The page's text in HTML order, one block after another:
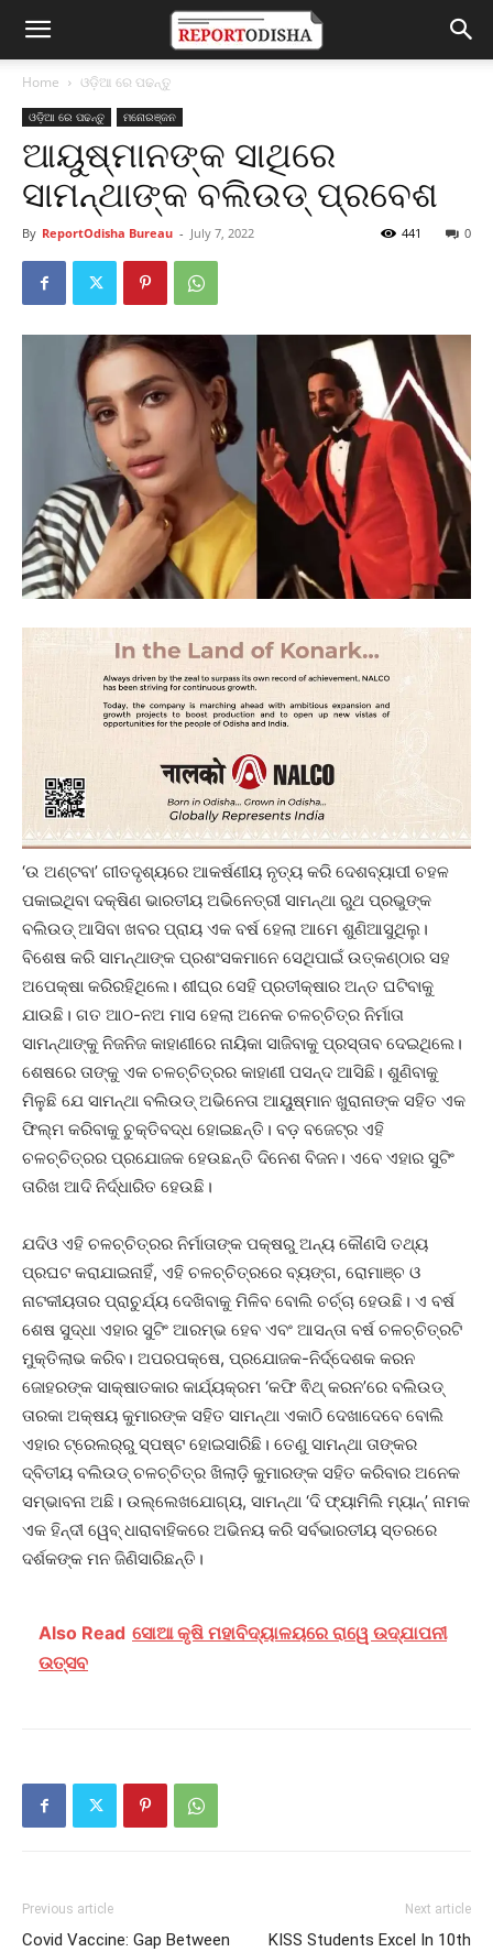
Home ଓଡ଼ିଆ ରେ ପଢନ୍ତୁ
ଓଡ଼ିଆ ରେ ପଢନ୍ତୁ ମନୋରଞ୍ଜନ
ଆୟୁଷ୍ମାନଙ୍କ ସାଥିରେ
ସାମନ୍ଥାଙ୍କ ବଲିଉଡ୍‌ ପ୍ରବେଶ
By ReportOdisha Bureau - July 7, 2022 0
441
‘ଉ ଅଣ୍ଟବା’ ଗୀତଦୃଶ୍ୟରେ ଆକର୍ଷଣୀୟ ନୃତ୍ୟ କରି ଦେଶବ୍ୟାପୀ ଚହଳ
ପକାଇଥିବା ଦକ୍ଷିଣ ଭାରତୀୟ ଅଭିନେତ୍ରୀ ସାମନ୍ଥା ରୁଥ ପ୍ରଭୁଙ୍କ
ବଲିଉଡ୍‌ ଆସିବା ଖବର ପ୍ରାୟ ଏକ ବର୍ଷ ହେଲା ଆମେ ଶୁଣିଆସୁଥିଲୁ।
ବିଶେଷ କରି ସାମନ୍ଥାଙ୍କ ପ୍ରଶଂସକମାନେ ସେଥିପାଇଁ ଉତ୍କଣ୍ଠାର ସହ
ଅପେକ୍ଷା କରିରହିଥିଲେ। ଶୀଘ୍ର ସେହି ପ୍ରତୀକ୍ଷାର ଅନ୍ତ ଘଟିବାକୁ
ଯାଉଛି। ଗତ ଆଠ-ନଅ ମାସ ହେଲା ଅନେକ ଚଳଚ୍ଚିତ୍ର ନିର୍ମାତା
ସାମନ୍ଥାଙ୍କୁ ନିଜନିଜ କାହାଣୀରେ ନାୟିକା ସାଜିବାକୁ ପ୍ରସ୍ତାବ ଦେଇଥିଲେ।
ଶେଷରେ ତାଙ୍କୁ ଏକ ଚଳଚ୍ଚିତ୍ରର କାହାଣୀ ପସନ୍ଦ ଆସିଛି। ଶୁଣିବାକୁ
ମିଳୁଛି ଯେ ସାମନ୍ଥା ବଲିଉଡ୍‌ ଅଭିନେତା ଆୟୁଷ୍ମାନ ଖୁରାନାଙ୍କ ସହିତ ଏକ
ଫିଲ୍ମ କରିବାକୁ ଚୁକ୍ତିବଦ୍ଧ ହୋଇଛନ୍ତି। ବଡ଼ ବଜେଟ୍‌ର ଏହି
ଚଳଚ୍ଚିତ୍ରର ପ୍ରଯୋଜକ ହେଉଛନ୍ତି ଦିନେଶ ବିଜନ। ଏବେ ଏହାର ସୁଟିଂ
ତାରିଖ ଆଦି ନିର୍ଦ୍ଧାରିତ ହେଉଛି।
ଯଦିଓ ଏହି ଚଳଚ୍ଚିତ୍ରର ନିର୍ମାତାଙ୍କ ପକ୍ଷରୁ ଅନ୍ୟ କୌଣସି ତଥ୍ୟ
ପ୍ରଘଟ କରାଯାଇନାହିଁ, ଏହି ଚଳଚ୍ଚିତ୍ରରେ ବ୍ୟଙ୍ଗ, ରୋମାଞ୍ଚ ଓ
ନାଟକୀୟତାର ପ୍ରାଚୁର୍ଯ୍ୟ ଦେଖିବାକୁ ମିଳିବ ବୋଲି ଚର୍ଚ୍ଚା ହେଉଛି। ଏ ବର୍ଷ
ଶେଷ ସୁଦ୍ଧା ଏହାର ସୁଟିଂ ଆରମ୍ଭ ହେବ ଏବଂ ଆସନ୍ତା ବର୍ଷ ଚଳଚ୍ଚିତ୍ରଟି
ମୁକ୍ତିଲାଭ କରିବ। ଅପରପକ୍ଷେ, ପ୍ରଯୋଜକ-ନିର୍ଦ୍ଦେଶକ କରନ
ଜୋହରଙ୍କ ସାକ୍ଷାତକାର କାର୍ଯ୍ୟକ୍ରମ ‘କଫି ଵିଥ୍‌ କରନ’ରେ ବଲିଉଡ୍‌
ତାରକା ଅକ୍ଷୟ କୁମାରଙ୍କ ସହିତ ସାମନ୍ଥା ଏକାଠି ଦେଖାଦେବେ ବୋଲି
ଏହାର ଟ୍ରେଲର୍‌ରୁ ସ୍ପଷ୍ଟ ହୋଇସାରିଛି। ତେଣୁ ସାମନ୍ଥା ତାଙ୍କର
ଦ୍ବିତୀୟ ବଲିଉଡ୍‌ ଚଳଚ୍ଚିତ୍ର ଖିଲାଡ଼ି କୁମାରଙ୍କ ସହିତ କରିବାର ଅନେକ
ସମ୍ଭାବନା ଅଛି। ଉଲ୍ଲେଖଯୋଗ୍ୟ, ସାମନ୍ଥା ‘ଦି ଫ୍ୟାମିଲି ମ୍ୟାନ୍’ ନାମକ
ଏକ ହିନ୍ଦୀ ୱେବ୍‌ ଧାରାବାହିକରେ ଅଭିନୟ କରି ସର୍ବଭାରତୀୟ ସ୍ତରରେ
ଦର୍ଶକଙ୍କ ମନ ଜିଣିସାରିଛନ୍ତି।
Also Read ସୋଆ କୃଷି ମହାବିଦ୍ୟାଳୟରେ ରାୱେ ଉଦ୍‌ଯାପନୀ
ଉତ୍ସବ
Previous article
Covid Vaccine: Gap Between
Next article
KISS Students Excel In 10th